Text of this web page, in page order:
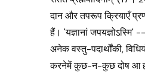
दान और तपरूप क्रियाएँ
हैं। 'यज्ञानां जपयज्ञोऽस्मि'
अनेक वस्तु-पदार्थोंकी,
करनेमें कुछ-न-कुछ दोष आ ही